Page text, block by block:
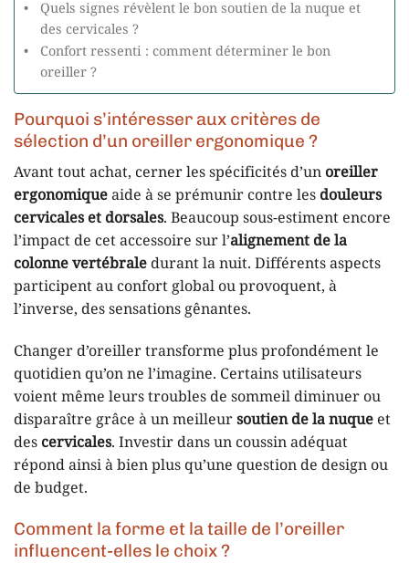
Quels signes révèlent le bon soutien de la nuque et
des cervicales ?
Confort ressenti : comment déterminer le bon
oreiller ?
Pourquoi s’intéresser aux critères de
sélection d’un oreiller ergonomique ?
Avant tout achat, cerner les spécificités d’unoreiller
ergonomiqueaide à se prémunir contre lesdouleurs
cervicales et dorsales. Beaucoup sous-estiment encore
l’impact de cet accessoire sur l’alignement de la
colonne vertébraledurant la nuit. Différents aspects
participent au confort global ou provoquent, à
l’inverse, des sensations gênantes.
Changer d’oreiller transforme plus profondément le
quotidien qu’on ne l’imagine. Certains utilisateurs
voient même leurs troubles de sommeil diminuer ou
disparaître grâce à un meilleursoutien de la nuqueet
des cervicales. Investir dans un coussin adéquat
répond ainsi à bien plus qu’une question de design ou
de budget.
Comment la forme et la taille de l’oreiller
influencent-elles le choix ?